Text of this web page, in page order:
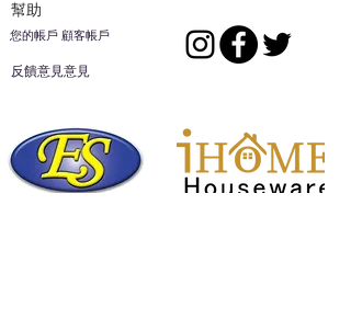
幫助
您的帳戶 顧客帳戶
反饋意見意見